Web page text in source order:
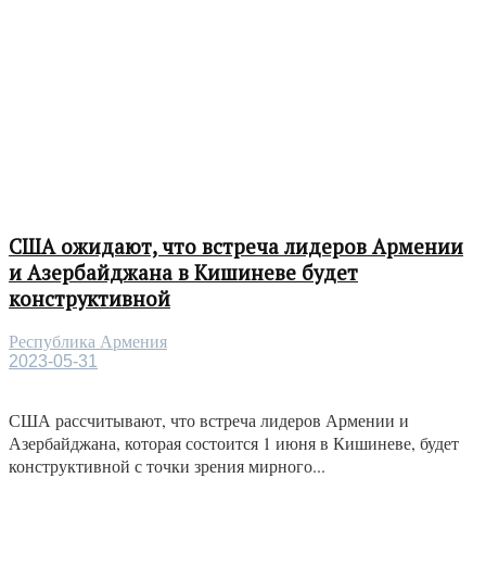
США ожидают, что встреча лидеров Армении
и Азербайджана в Кишиневе будет
конструктивной
Республика Армения
2023-05-31
США рассчитывают, что встреча лидеров Армении и
Азербайджана, которая состоится 1 июня в Кишиневе, будет
конструктивной с точки зрения мирного...